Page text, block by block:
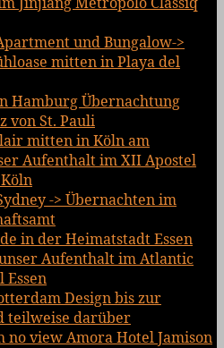
und Bungalow->
mitten in Playa del
Hamburg Übernachtung
von St. Pauli
mitten in Köln am
Aufenthalt im XII Apostel
-> Übernachten im
in der Heimatstadt Essen
Aufenthalt im Atlantic
Essen
Design bis zur
teilweise darüber
no view Amora Hotel Jamison